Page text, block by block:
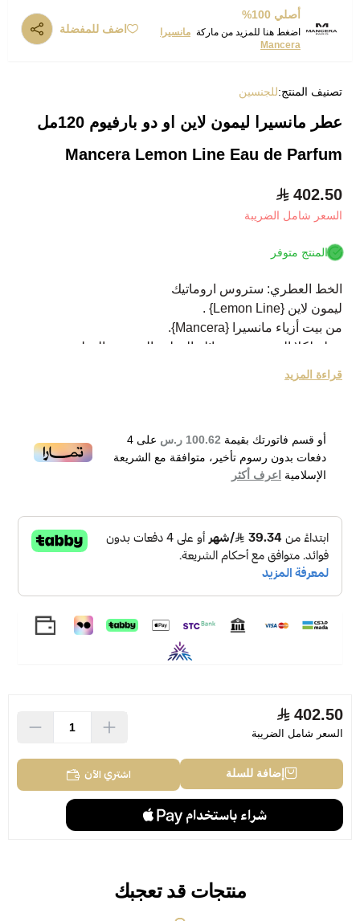
أصلي 100%
اضغط هنا للمزيد من ماركة مانسيرا
Mancera
اضف للمفضلة
تصنيف المنتج:للجنسين
عطر مانسيرا ليمون لاين او دو بارفيوم 120مل
Mancera Lemon Line Eau de Parfum
402.50
السعر شامل الضريبة
المنتج متوفر
الخط العطري: ستروس اروماتيك
ليمون لاين {Lemon Line} .
من بيت أزياء مانسيرا {Mancera}.
عطر لكلا الجنسين من عائلة العطور الحمضية العطرية.
تم إصداره عام 2014.
بداية عطرية بنكهات اللافندر، البرتقال و الليمون.
Mancera Lemon Line Eau de Parfum 120ml
قراءة المزيد
أو قسم فاتورتك بقيمة 100.62 ر.س على 4
دفعات بدون رسوم تأخير، متوافقة مع الشريعة
الإسلامية اعرف أكثر
402.50
السعر شامل الضريبة
إضافة للسلة اشتري الآن
منتجات قد تعجبك